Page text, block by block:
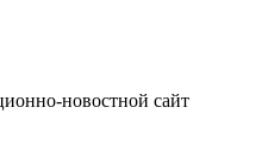
новостной сайт